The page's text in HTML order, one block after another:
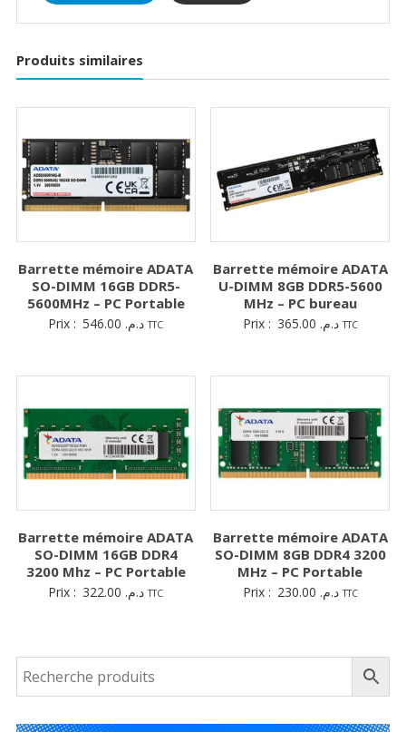
Produits similaires
Barrette mémoire ADATA
SO-DIMM 16GB DDR5-
5600MHz – PC Portable
Prix : د.م. TTC
Barrette mémoire ADATA
U-DIMM 8GB DDR5-5600
MHz – PC bureau
Prix : د.م. TTC
Barrette mémoire ADATA
SO-DIMM 16GB DDR4
3200 Mhz – PC Portable
Prix : د.م. TTC
Barrette mémoire ADATA
SO-DIMM 8GB DDR4 3200
MHz – PC Portable
Prix : د.م. TTC